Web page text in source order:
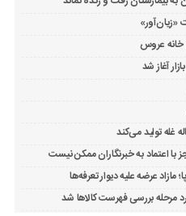
«زیان‌آور»
خانه عروس
آغاز شد
اعتماد به خبرنگاران ممکن نیست
مازاد عرضه علیه دیوار تعرفه‌ها
مرحله بررسی فهرست کالاها شد